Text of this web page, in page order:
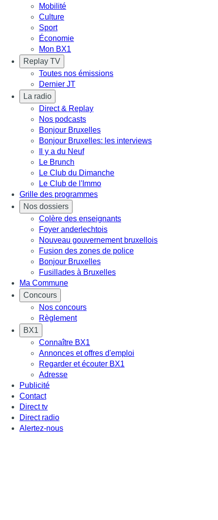
Mobilité
Culture
Sport
Économie
Mon BX1
Replay TV
Toutes nos émissions
Dernier JT
La radio
Direct & Replay
Nos podcasts
Bonjour Bruxelles
Bonjour Bruxelles: les interviews
Il y a du Neuf
Le Brunch
Le Club du Dimanche
Le Club de l'Immo
Grille des programmes
Nos dossiers
Colère des enseignants
Foyer anderlechtois
Nouveau gouvernement bruxellois
Fusion des zones de police
Bonjour Bruxelles
Fusillades à Bruxelles
Ma Commune
Concours
Nos concours
Règlement
BX1
Connaître BX1
Annonces et offres d'emploi
Regarder et écouter BX1
Adresse
Publicité
Contact
Direct tv
Direct radio
Alertez-nous